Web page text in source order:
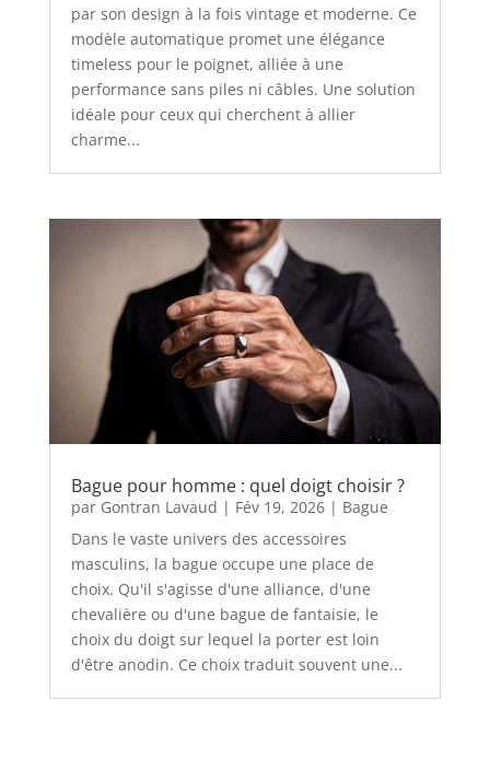
par son design à la fois vintage et moderne. Ce
modèle automatique promet une élégance
timeless pour le poignet, alliée à une
performance sans piles ni câbles. Une solution
idéale pour ceux qui cherchent à allier
charme...
Bague pour homme : quel doigt choisir ?
par Gontran Lavaud | Fév 19, 2026| Bague
Dans le vaste univers des accessoires
masculins, la bague occupe une place de
choix. Qu'il s'agisse d'une alliance, d'une
chevalière ou d'une bague de fantaisie, le
choix du doigt sur lequel la porter est loin
d'être anodin. Ce choix traduit souvent une...